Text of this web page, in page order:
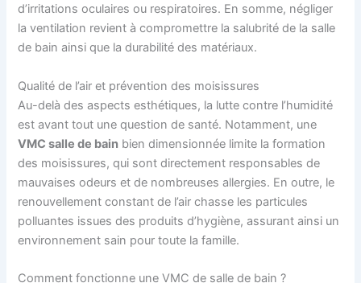
d’irritations oculaires ou respiratoires. En somme, négliger
la ventilation revient à compromettre la salubrité de la salle
de bain ainsi que la durabilité des matériaux.
Qualité de l’air et prévention des moisissures
Au-delà des aspects esthétiques, la lutte contre l’humidité
est avant tout une question de santé. Notamment, une
VMC salle de bain bien dimensionnée limite la formation
des moisissures, qui sont directement responsables de
mauvaises odeurs et de nombreuses allergies. En outre, le
renouvellement constant de l’air chasse les particules
polluantes issues des produits d’hygiène, assurant ainsi un
environnement sain pour toute la famille.
Comment fonctionne une VMC de salle de bain ?